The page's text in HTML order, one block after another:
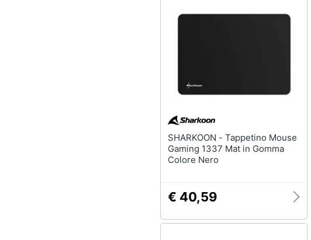
SHARKOON - Tappetino Mouse
Gaming 1337 Mat in Gomma
Colore Nero
€ 40,59